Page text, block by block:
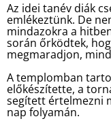
Az idei tanév diák
emlékeztünk. De
mindazokra a
során őrködtek,
megmaradjon,
A templomban
előkészítette, a
segített értelmezni
nap folyamán.